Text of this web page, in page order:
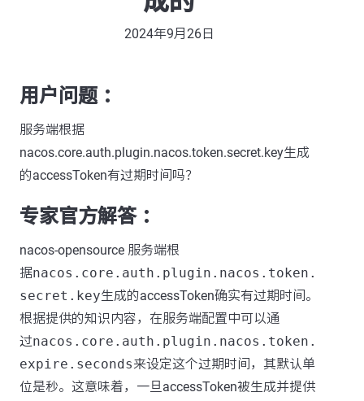
2024年9月26日
用户问题 ：
服务端根据
nacos.core.auth.plugin.nacos.token.secret.key生成
的accessToken有过期时间吗？
专家官方解答 ：
nacos-opensource 服务端根
据nacos.core.auth.plugin.nacos.token.
secret.key生成的accessToken确实有过期时间。
根据提供的知识内容，在服务端配置中可以通
过nacos.core.auth.plugin.nacos.token.
expire.seconds来设定这个过期时间，其默认单
位是秒。这意味着，一旦accessToken被生成并提供